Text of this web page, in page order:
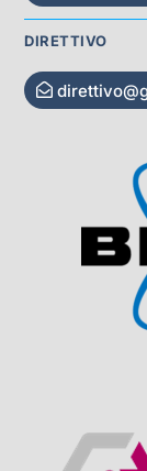
DIRETTIVO